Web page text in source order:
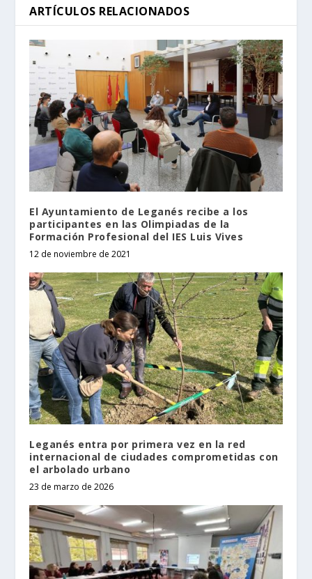
ARTÍCULOS RELACIONADOS
El Ayuntamiento de Leganés recibe a los
participantes en las Olimpiadas de la
Formación Profesional del IES Luis Vives
12 de noviembre de 2021
Leganés entra por primera vez en la red
internacional de ciudades comprometidas con
el arbolado urbano
23 de marzo de 2026